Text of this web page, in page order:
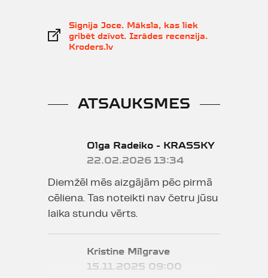
Signija Joce. Māksla, kas liek
gribēt dzīvot. Izrādes recenzija.
Kroders.lv
ATSAUKSMES
Olga Radeiko - KRASSKY
22.02.2026 13:34
Diemžēl mēs aizgājām pēc pirmā
cēliena. Tas noteikti nav četru jūsu
laika stundu vērts.
Kristine Milgrave
15.11.2025 09:00